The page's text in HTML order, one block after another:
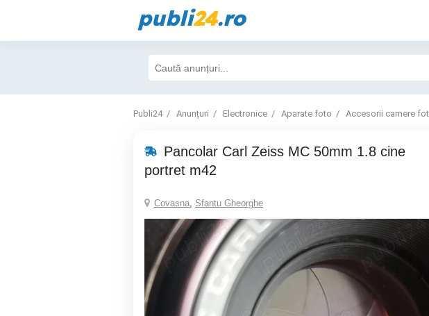
publi24.ro
Publi24 Anunțuri Electronice Aparate foto Accesorii camere
Pancolar Carl Zeiss MC 50mm 1.8 cine
portret m42
Covasna, Sfantu Gheorghe